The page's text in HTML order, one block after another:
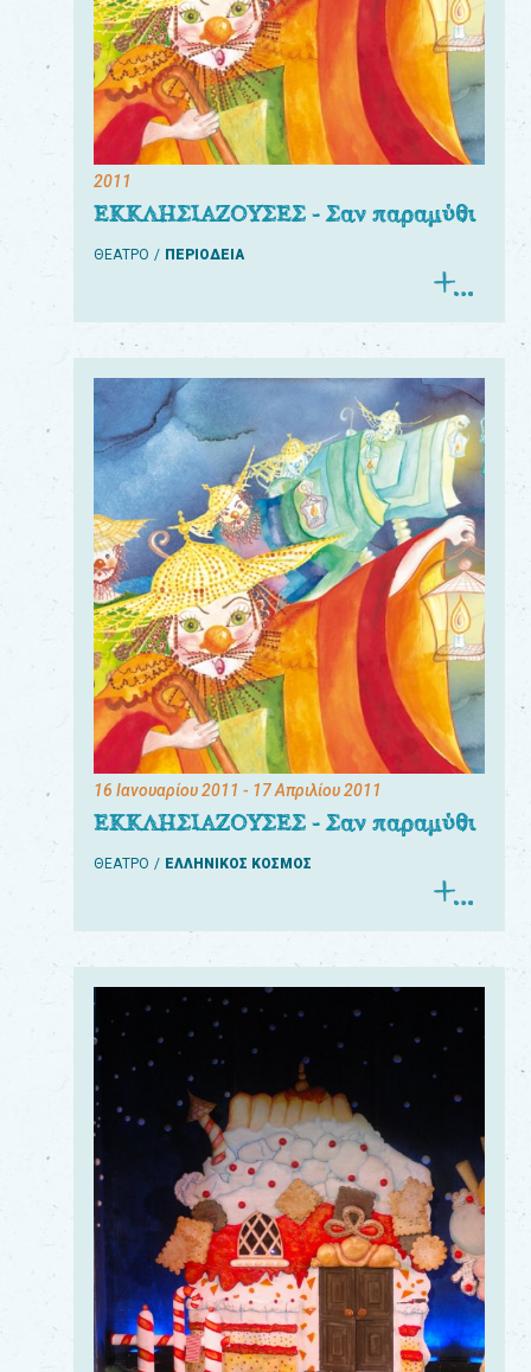
2011
ΕΚΚΛΗΣΙΑΖΟΥΣΕΣ - Σαν παραμύθι
ΘΕΑΤΡΟ ΠΕΡΙΟΔΕΙΑ
16 Ιανουαρίου 2011 - 17 Απριλίου 2011
ΕΚΚΛΗΣΙΑΖΟΥΣΕΣ - Σαν παραμύθι
ΘΕΑΤΡΟ ΕΛΛΗΝΙΚΟΣ ΚΟΣΜΟΣ